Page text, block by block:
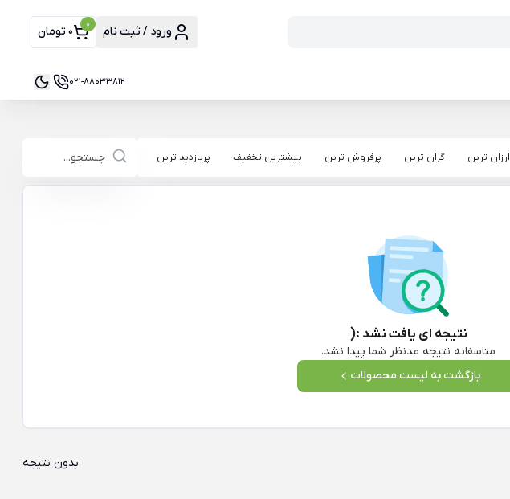
ورود / ثبت نام 0 0 تومان
021-88033812
ارزان ترین گران ترین پرفروش ترین بیشترین تخفیف پربازدید ترین
نتیجه ای یافت نشد :(
متاسفانه نتیجه مدنظر شما پیدا نشد.
بازگشت به لیست محصولات
بدون نتیجه